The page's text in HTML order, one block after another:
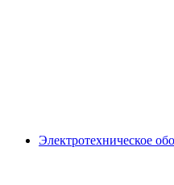
Электротехническое